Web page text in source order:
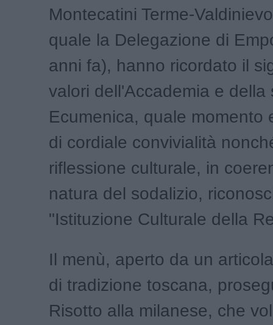
Montecatini Terme-
quale la Delegazione di
anni fa), hanno ricordato il
valori dell'Accademia e della
Ecumenica, quale momento
di cordiale convivialità
riflessione culturale, in
natura del sodalizio,
"Istituzione Culturale della
Il menù, aperto da un
di tradizione toscana,
Risotto alla milanese, che